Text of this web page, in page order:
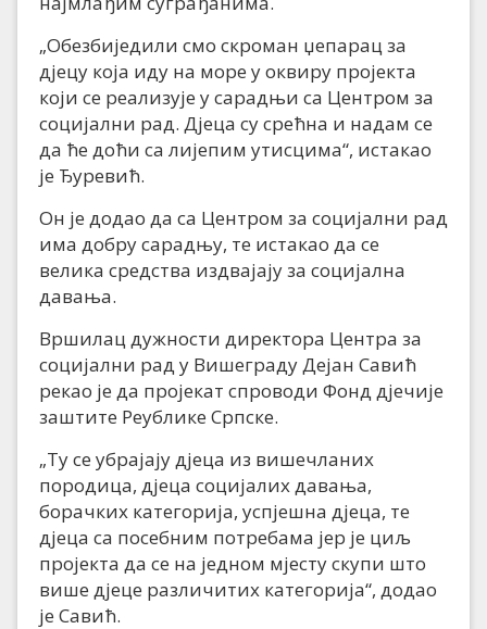
„Обезбиједили смо скроман џепарац за
дјецу која иду на море у оквиру пројекта
који се реализује у сарадњи са Центром за
социјални рад. Дјеца су срећна и надам се
да ће доћи са лијепим утисцима“, истакао
је Ђуревић.
Он је додао да са Центром за социјални рад
има добру сарадњу, те истакао да се
велика средства издвајају за социјална
давања.
Вршилац дужности директора Центра за
социјални рад у Вишеграду Дејан Савић
рекао је да пројекат спроводи Фонд дјечије
заштите Реублике Српске.
„Ту се убрајају дјеца из вишечланих
породица, дјеца социјалих давања,
борачких категорија, успјешна дјеца, те
дјеца са посебним потребама јер је циљ
пројекта да се на једном мјесту скупи што
више дјеце различитих категорија“, додао
је Савић.